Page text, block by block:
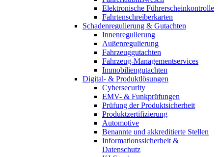
Elektronische Führerscheinkontrolle
Fahrtenschreiberkarten
Schadenregulierung & Gutachten
Innenregulierung
Außenregulierung
Fahrzeuggutachten
Fahrzeug-Managementservices
Immobiliengutachten
Digital- & Produktlösungen
Cybersecurity
EMV- & Funkprüfungen
Prüfung der Produktsicherheit
Produktzertifizierung
Automotive
Benannte und akkreditierte Stellen
Informationssicherheit &
Datenschutz